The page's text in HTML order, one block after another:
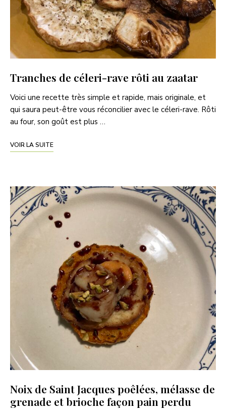
Tranches de céleri-rave rôti au zaatar
Voici une recette très simple et rapide, mais originale, et
qui saura peut-être vous réconcilier avec le céleri-rave. Rôti
au four, son goût est plus …
VOIR LA SUITE
Noix de Saint Jacques poêlées, mélasse de
grenade et brioche façon pain perdu